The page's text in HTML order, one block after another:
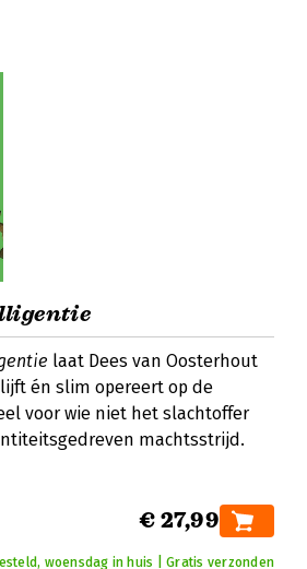
laat Dees van Oosterhout
én slim opereert op de
voor wie niet het slachtoffer
machtsstrijd.
€ 27,99
woensdag in huis | Gratis verzonden